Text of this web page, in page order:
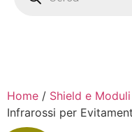
Home / Shield e Moduli
Infrarossi per